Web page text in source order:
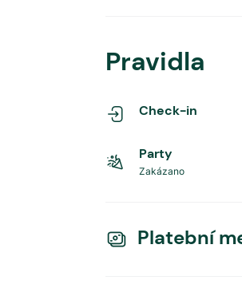
Pravidla
Check-in
Party
Zakázano
Platební